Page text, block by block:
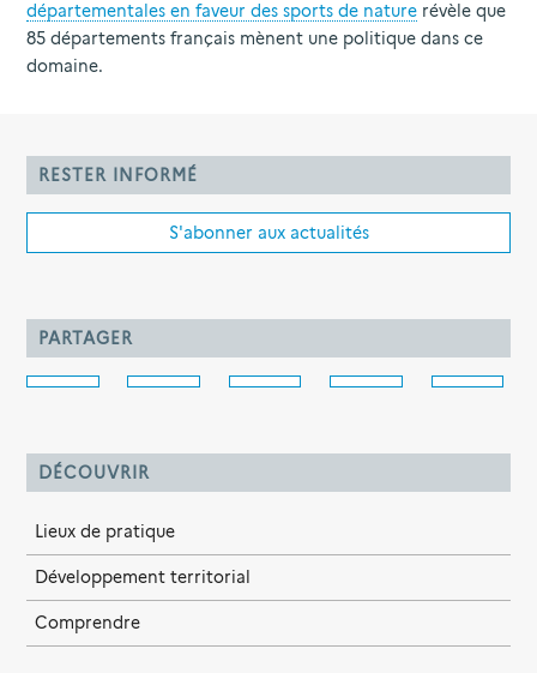
départementales en faveur des sports de nature révèle que
85 départements français mènent une politique dans ce
domaine.
RESTER INFORMÉ
S'abonner aux actualités
PARTAGER
DÉCOUVRIR
Lieux de pratique
Développement territorial
Comprendre